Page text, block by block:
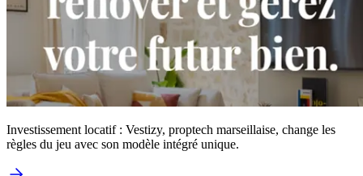
Investissement locatif : Vestizy, proptech marseillaise, change les
règles du jeu avec son modèle intégré unique.